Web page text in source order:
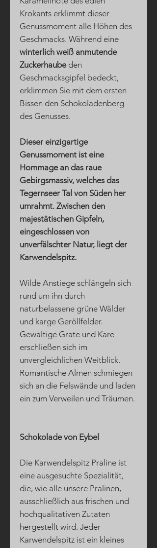
Krokants erklimmt dieser
Genussmoment alle Höhen des
Geschmacks. Während eine
winterlich weiß anmutende
Zuckerhaubeden
Geschmacksgipfel bedeckt,
erklimmen Sie mit dem ersten
Bissen den Schokoladenberg
des Genusses.
Dieser einzigartige
Genussmoment ist eine
Hommage an das raue
Gebirgsmassiv, welches das
Tegernseer Tal von Süden her
umrahmt. Zwischen den
majestätischen Gipfeln,
eingeschlossen von
unverfälschter Natur, liegt der
Karwendelspitz.
Wilde Anstiege schlängeln sich
rund um ihn durch
naturbelassene grüne Wälder
und karge Geröllfelder.
Gewaltige Grate und Kare
erschließen sich im
unvergleichlichen Weitblick.
Romantische Almen schmiegen
sich an die Felswände und laden
ein zum Verweilen und Träumen.
Schokolade von Eybel
Die Karwendelspitz Praline ist
eine ausgesuchte Spezialität,
die, wie alle unsere Pralinen,
ausschließlich aus frischen und
hochqualitativen Zutaten
hergestellt wird. Jeder
Karwendelspitz ist ein kleines